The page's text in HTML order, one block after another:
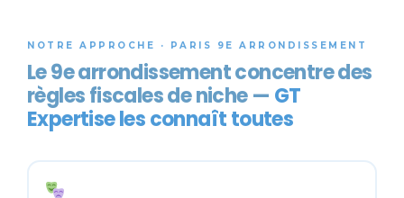
NOTRE APPROCHE · PARIS 9E ARRONDISSEMENT
Le 9e arrondissement concentre des
règles fiscales de niche — GT
Expertise les connaît toutes